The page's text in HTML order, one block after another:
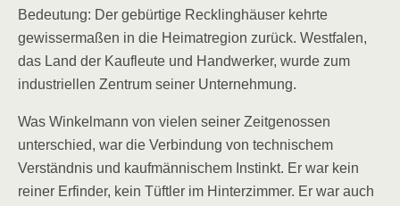
Bedeutung: Der gebürtige Recklinghäuser kehrte
gewissermaßen in die Heimatregion zurück. Westfalen,
das Land der Kaufleute und Handwerker, wurde zum
industriellen Zentrum seiner Unternehmung.
Was Winkelmann von vielen seiner Zeitgenossen
unterschied, war die Verbindung von technischem
Verständnis und kaufmännischem Instinkt. Er war kein
reiner Erfinder, kein Tüftler im Hinterzimmer. Er war auch